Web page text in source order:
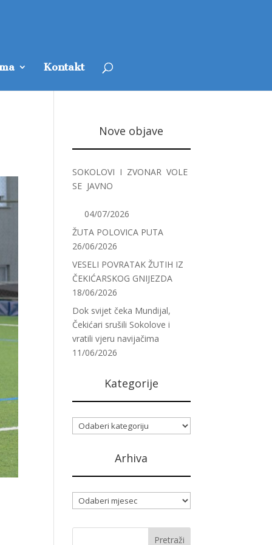
Kontakt
Nove objave
SOKOLOVI I ZVONAR VOLE
SE JAVNO
04/07/2026
ŽUTA POLOVICA PUTA
26/06/2026
VESELI POVRATAK ŽUTIH IZ
ČEKIĆARSKOG GNIJEZDA
18/06/2026
Dok svijet čeka Mundijal,
Čekićari srušili Sokolove i
vratili vjeru navijačima
11/06/2026
Kategorije
Kategorije
Arhiva
Arhiva